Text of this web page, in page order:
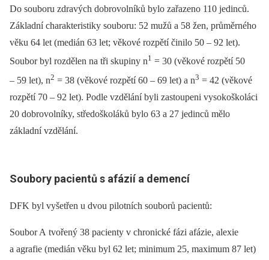
Do souboru zdravých dobrovolníků bylo zařazeno 110 jedinců.
Základní charakteristiky souboru: 52 mužů a 58 žen, průměrného
věku 64 let (medián 63 let; věkové rozpětí činilo 50 –⁠ 92 let).
Soubor byl rozdělen na tři skupiny n1 = 30 (věkové rozpětí 50
–⁠ 59 let), n2 = 38 (věkové rozpětí 60 –⁠ 69 let) a n3 = 42 (věkové
rozpětí 70 –⁠ 92 let). Podle vzdělání byli zastoupeni vysokoškoláci
20 dobrovolníky, středoškoláků bylo 63 a 27 jedinců mělo
základní vzdělání.
Soubory pa­cientů s afázií a demencí
DFK byl vyšetřen u dvou pilotních souborů pa­cientů:
Soubor A tvořený 38 pa­cienty v chronické fázi afázie, alexie
a agrafie (medián věku byl 62 let; minimum 25, maximum 87 let)